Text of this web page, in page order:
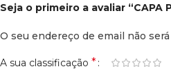
Seja o primeiro a avaliar “CAPA
O seu endereço de email não
A sua classificação *